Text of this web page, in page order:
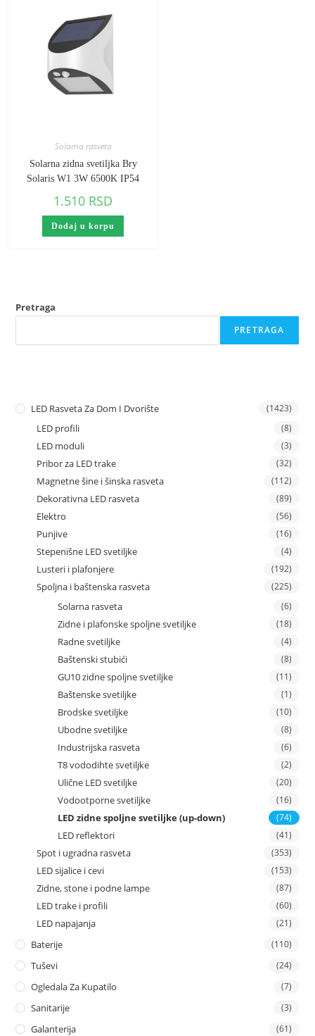
Solarna rasveta
Solarna zidna svetiljka Bry
Solaris W1 3W 6500K IP54
1.510 RSD
Dodaj u korpu
Pretraga
PRETRAGA
LED Rasveta Za Dom I Dvorište (1423)
LED profili (8)
LED moduli (3)
Pribor za LED trake (32)
Magnetne šine i šinska rasveta (112)
Dekorativna LED rasveta (89)
Elektro (56)
Punjive (16)
Stepenišne LED svetiljke (4)
Lusteri i plafonjere (192)
Spoljna i baštenska rasveta (225)
Solarna rasveta (6)
Zidne i plafonske spoljne svetiljke (18)
Radne svetiljke (4)
Baštenski stubići (8)
GU10 zidne spoljne svetiljke (11)
Baštenske svetiljke (1)
Brodske svetiljke (10)
Ubodne svetiljke (8)
Industrijska rasveta (6)
T8 vododihte svetiljke (2)
Ulične LED svetiljke (20)
Vodootporne svetiljke (16)
LED zidne spoljne svetiljke (up-down) (74)
LED reflektori (41)
Spot i ugradna rasveta (353)
LED sijalice i cevi (153)
Zidne, stone i podne lampe (87)
LED trake i profili (60)
LED napajanja (21)
Baterije (110)
Tuševi (24)
Ogledala Za Kupatilo (7)
Sanitarije (3)
Galanterija (61)